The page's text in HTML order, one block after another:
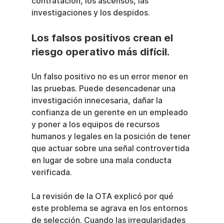
investigaciones y los despidos.
Los falsos positivos crean el
riesgo operativo más difícil.
Un falso positivo no es un error menor en
las pruebas. Puede desencadenar una
investigación innecesaria, dañar la
confianza de un gerente en un empleado
y poner a los equipos de recursos
humanos y legales en la posición de tener
que actuar sobre una señal controvertida
en lugar de sobre una mala conducta
verificada.
La revisión de la OTA explicó por qué
este problema se agrava en los entornos
de selección. Cuando las irregularidades